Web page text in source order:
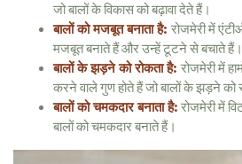
जो बालों के विकास को बढ़ावा देते हैं।
बालों को मजबूत बनाता है: रोजमेरी में
मजबूत बनाते हैं और उन्हें टूटने से बचाते हैं।
बालों के झड़ने को रोकता है: रोजमेरी में
करने वाले गुण होते हैं जो बालों के झड़ने को
बालों को चमकदार बनाता है: रोजमेरी में
बालों को चमकदार बनाते हैं।